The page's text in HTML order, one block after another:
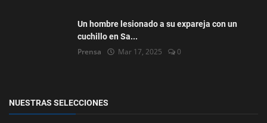
Un hombre lesionado a su expareja con un
cuchillo en Sa...
Prensa Mar 17, 2025 0
NUESTRAS SELECCIONES